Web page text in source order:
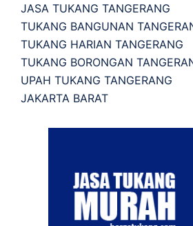
JASA TUKANG TANGERANG
TUKANG BANGUNAN
TUKANG HARIAN TANGERANG
TUKANG BORONGAN
UPAH TUKANG TANGERANG
JAKARTA BARAT